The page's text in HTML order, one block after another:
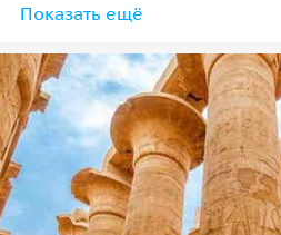
• Обед 10$/чел.
Показать ещё